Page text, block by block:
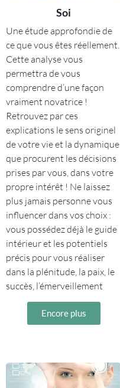
Soi
Une étude approfondie de
ce que vous êtes réellement.
Cette analyse vous
permettra de vous
comprendre d’une façon
vraiment novatrice !
Retrouvez par ces
explications le sens originel
de votre vie et la dynamique
que procurent les décisions
prises par vous, dans votre
propre intérêt ! Ne laissez
plus jamais personne vous
influencer dans vos choix :
vous possédez déjà le guide
intérieur et les potentiels
précis pour vous réaliser
dans la plénitude, la paix, le
succès, l’émerveillement
Encore plus